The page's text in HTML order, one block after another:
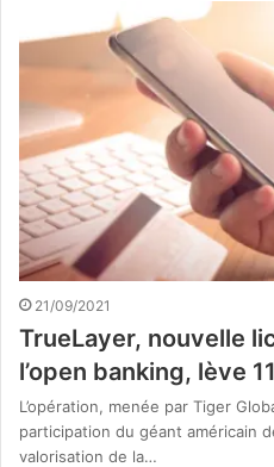
21/09/2021
TrueLayer, nouvelle
l’open banking, lève
L’opération, menée par Tiger
participation du géant américain
valorisation de la…